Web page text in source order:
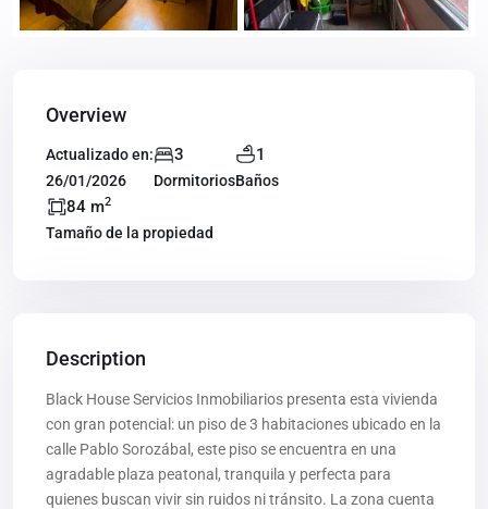
Overview
Actualizado en:
26/01/2026
3
Dormitorios
1
Baños
84 m2
Tamaño de la propiedad
Description
Black House Servicios Inmobiliarios presenta esta vivienda
con gran potencial: un piso de 3 habitaciones ubicado en la
calle Pablo Sorozábal, este piso se encuentra en una
agradable plaza peatonal, tranquila y perfecta para
quienes buscan vivir sin ruidos ni tránsito. La zona cuenta